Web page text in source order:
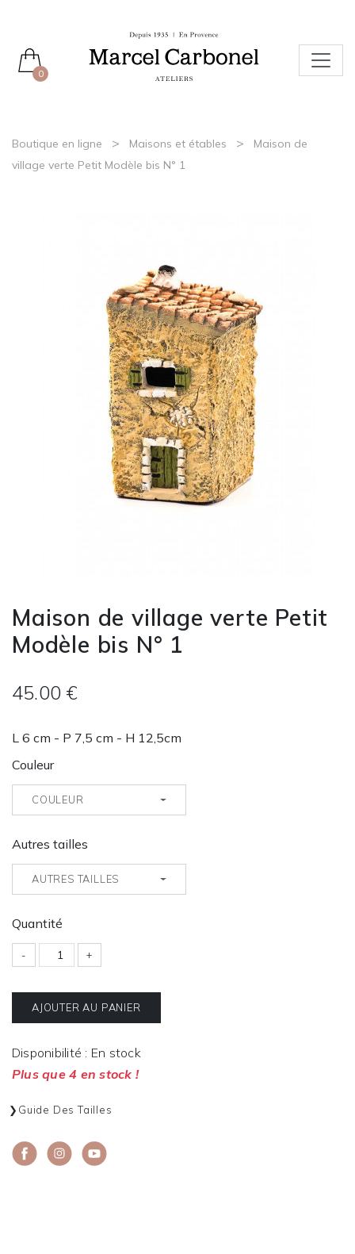
0
Boutique en ligne > Maisons et étables >
Maison de
village verte Petit Modèle bis N° 1
Maison de village verte Petit
Modèle bis N° 1
45.00 €
L 6 cm - P 7,5 cm - H 12,5cm
Couleur
COULEUR
Autres tailles
AUTRES TAILLES
Quantité
- +
AJOUTER AU PANIER
Disponibilité : En stock
Plus que 4 en stock !
Guide Des Tailles